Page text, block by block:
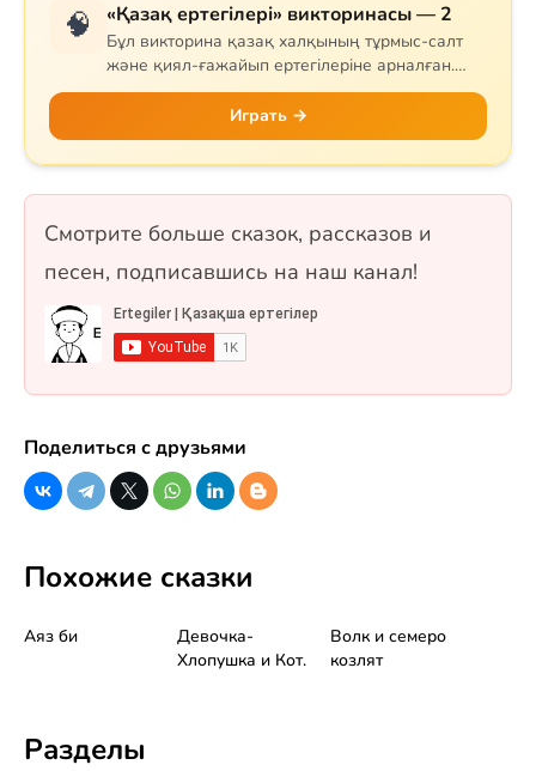
🧠 «Қазақ ертегілері» викторинасы — 2
Бұл викторина қазақ халқының тұрмыс-салт
және қиял-ғажайып ертегілеріне арналған.
Сұрақтар тапқыр Тазша Бала, дана Аяз би,
шешен Жиренше, «Алтын сақа», «Күн
астындағы Күнікей қыз» және «Ақ ниет пен
Қара ниет» ертегілерін қамтиды. 10 сұрақ, бір
Играть →
Смотрите больше сказок, рассказов и
песен, подписавшись на наш канал!
Поделиться с друзьями
Похожие сказки
Аяз би
Девочка-
Хлопушка и Кот.
Волк и семеро
козлят
Разделы